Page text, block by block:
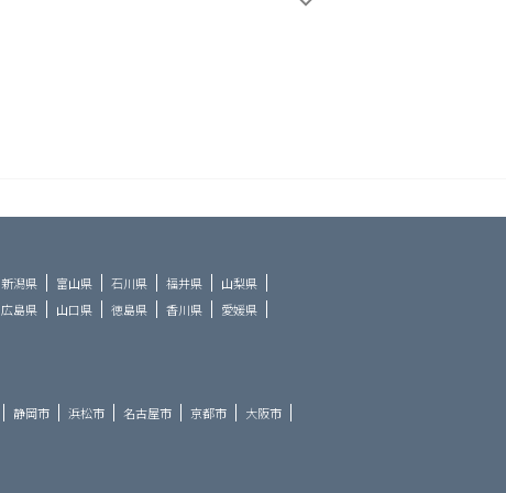
新潟県 富山県 石川県 福井県
山梨県
広島県 山口県 徳島県 香川県
愛媛県
静岡市 浜松市 名古屋市 京都市
大阪市